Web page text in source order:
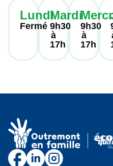
Lundi
Fermé
Mardi
9h30
à
17h
9h30
à
17h